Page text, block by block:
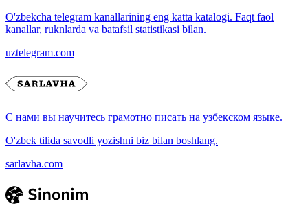
O'zbekcha telegram kanallarining eng katta katalogi. Faqt faol
kanallar, ruknlarda va batafsil statistikasi bilan.
uztelegram.com
С нами вы научитесь грамотно писать на узбекском языке.
O'zbek tilida savodli yozishni biz bilan boshlang.
sarlavha.com